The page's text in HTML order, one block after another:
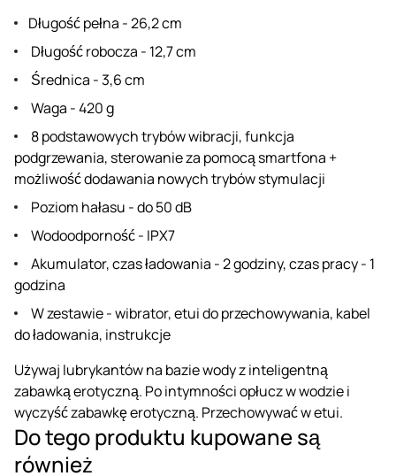
Długość pełna - 26,2 cm
Długość robocza - 12,7 cm
Średnica - 3,6 cm
Waga - 420 g
8 podstawowych trybów wibracji, funkcja
podgrzewania, sterowanie za pomocą smartfona +
możliwość dodawania nowych trybów stymulacji
Poziom hałasu - do 50 dB
Wodoodporność - IPX7
Akumulator, czas ładowania - 2 godziny, czas pracy - 1
godzina
W zestawie - wibrator, etui do przechowywania, kabel
do ładowania, instrukcje
Używaj lubrykantów na bazie wody z inteligentną
zabawką erotyczną. Po intymności opłucz w wodzie i
wyczyść zabawkę erotyczną. Przechowywać w etui.
Do tego produktu kupowane są
również